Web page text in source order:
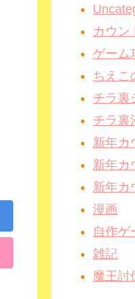
カウン
ゲーム
ちえこ
チラ裏
チラ裏
新年カ
新年カ
新年カ
漫画
自作ゲ
雑記
魔王討